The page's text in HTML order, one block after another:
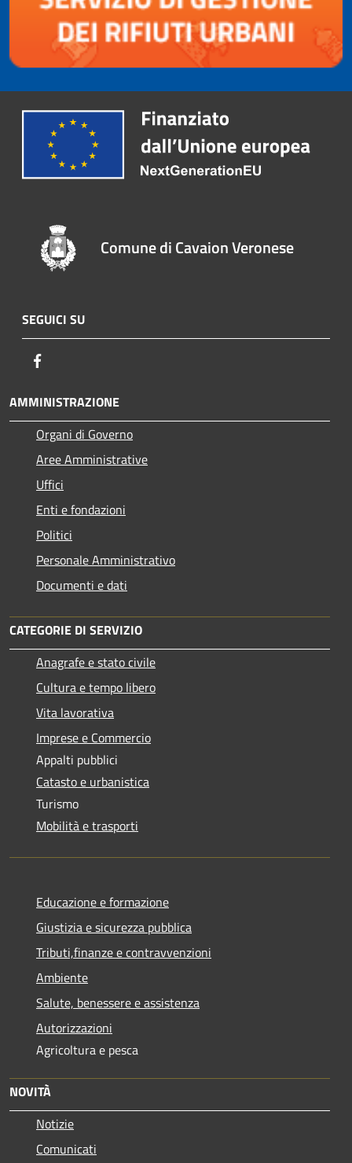
Comune di Cavaion Veronese
SEGUICI SU
AMMINISTRAZIONE
Organi di Governo
Aree Amministrative
Uffici
Enti e fondazioni
Politici
Personale Amministrativo
Documenti e dati
CATEGORIE DI SERVIZIO
Anagrafe e stato civile
Cultura e tempo libero
Vita lavorativa
Imprese e Commercio
Appalti pubblici
Catasto e urbanistica
Turismo
Mobilità e trasporti
Educazione e formazione
Giustizia e sicurezza pubblica
Tributi,finanze e contravvenzioni
Ambiente
Salute, benessere e assistenza
Autorizzazioni
Agricoltura e pesca
NOVITÀ
Notizie
Comunicati